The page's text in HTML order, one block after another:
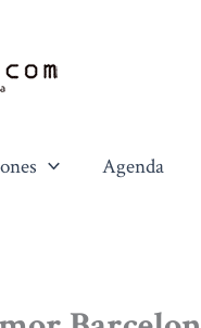
Agenda